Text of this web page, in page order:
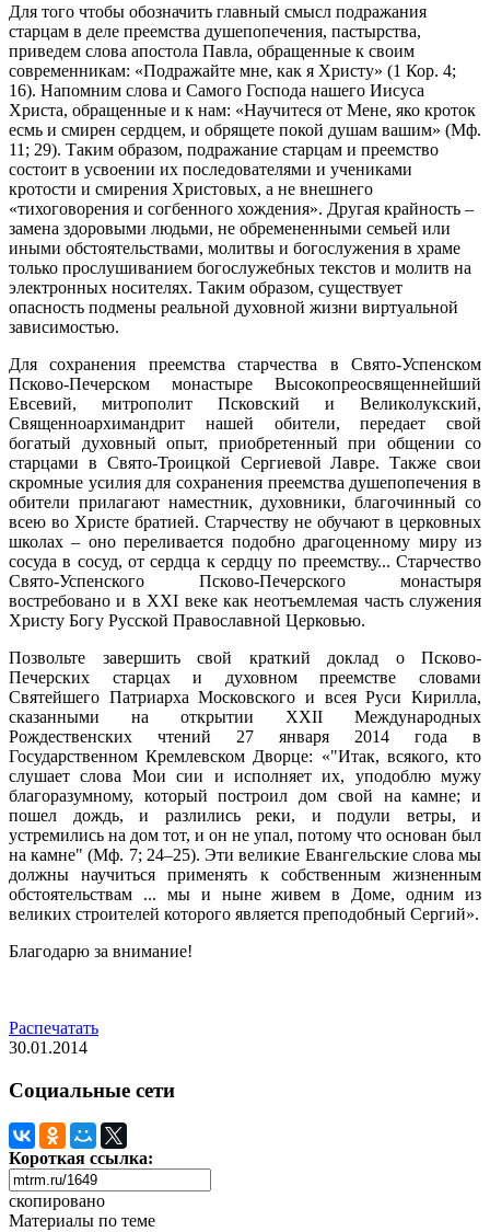
Для того чтобы обозначить главный смысл подражания
старцам в деле преемства душепопечения, пастырства,
приведем слова апостола Павла, обращенные к своим
современникам: «Подражайте мне, как я Христу» (1 Кор. 4;
16). Напомним слова и Самого Господа нашего Иисуса
Христа, обращенные и к нам: «Научитеся от Мене, яко кроток
есмь и смирен сердцем, и обрящете покой душам вашим» (Мф.
11; 29). Таким образом, подражание старцам и преемство
состоит в усвоении их последователями и учениками
кротости и смирения Христовых, а не внешнего
«тихоговорения и согбенного хождения». Другая крайность –
замена здоровыми людьми, не обремененными семьей или
иными обстоятельствами, молитвы и богослужения в храме
только прослушиванием богослужебных текстов и молитв на
электронных носителях. Таким образом, существует
опасность подмены реальной духовной жизни виртуальной
зависимостью.
Для сохранения преемства старчества в Свято-Успенском
Псково-Печерском монастыре Высокопреосвященнейший
Евсевий, митрополит Псковский и Великолукский,
Священноархимандрит нашей обители, передает свой
богатый духовный опыт, приобретенный при общении со
старцами в Свято-Троицкой Сергиевой Лавре. Также свои
скромные усилия для сохранения преемства душепопечения в
обители прилагают наместник, духовники, благочинный со
всею во Христе братией. Старчеству не обучают в церковных
школах – оно переливается подобно драгоценному миру из
сосуда в сосуд, от сердца к сердцу по преемству... Старчество
Свято-Успенского Псково-Печерского монастыря
востребовано и в XXI веке как неотъемлемая часть служения
Христу Богу Русской Православной Церковью.
Позвольте завершить свой краткий доклад о Псково-
Печерских старцах и духовном преемстве словами
Святейшего Патриарха Московского и всея Руси Кирилла,
сказанными на открытии XXII Международных
Рождественских чтений 27 января 2014 года в
Государственном Кремлевском Дворце: «"Итак, всякого, кто
слушает слова Мои сии и исполняет их, уподоблю мужу
благоразумному, который построил дом свой на камне; и
пошел дождь, и разлились реки, и подули ветры, и
устремились на дом тот, и он не упал, потому что основан был
на камне" (Мф. 7; 24–25). Эти великие Евангельские слова мы
должны научиться применять к собственным жизненным
обстоятельствам ... мы и ныне живем в Доме, одним из
великих строителей которого является преподобный Сергий».
Благодарю за внимание!
Распечатать
30.01.2014
Социальные сети
Короткая ссылка:
скопировано
Материалы по теме